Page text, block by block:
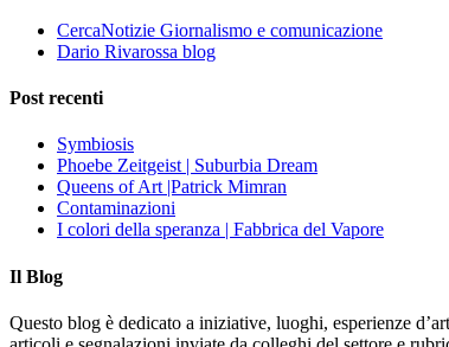
CercaNotizie Giornalismo e comunicazione
Dario Rivarossa blog
Post recenti
Symbiosis
Phoebe Zeitgeist | Suburbia Dream
Queens of Art |Patrick Mimran
Contaminazioni
I colori della speranza | Fabbrica del Vapore
Il Blog
Questo blog è dedicato a iniziative, luoghi, esperienze